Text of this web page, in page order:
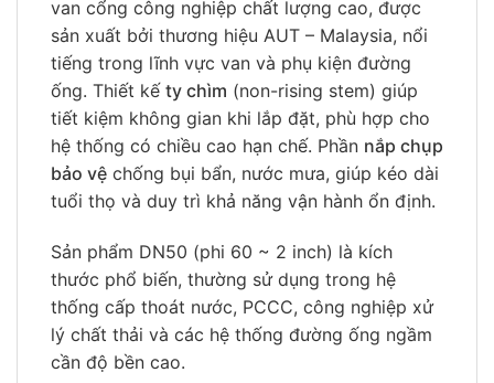
van cổng công nghiệp chất lượng cao, được
sản xuất bởi thương hiệu AUT – Malaysia, nổi
tiếng trong lĩnh vực van và phụ kiện đường
ống. Thiết kế ty chìm (non-rising stem) giúp
tiết kiệm không gian khi lắp đặt, phù hợp cho
hệ thống có chiều cao hạn chế. Phần nắp chụp
bảo vệ chống bụi bẩn, nước mưa, giúp kéo dài
tuổi thọ và duy trì khả năng vận hành ổn định.
Sản phẩm DN50 (phi 60 ~ 2 inch) là kích
thước phổ biến, thường sử dụng trong hệ
thống cấp thoát nước, PCCC, công nghiệp xử
lý chất thải và các hệ thống đường ống ngầm
cần độ bền cao.